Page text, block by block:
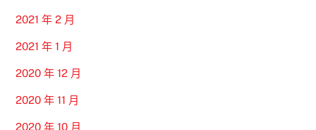
2021 年 2 月
2021 年 1 月
2020 年 12 月
2020 年 11 月
2020 年 10 月